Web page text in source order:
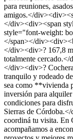
para reuniones,
amigos.</
</div><div><span
style="font-weight:
</span></
</div><div>? 167,8
totalmente
</div><div>?
tranquilo y rodeado
sea como **vivienda
inversión para
condiciones para
Sierras de
coordiná tu visita.
acompañamos a